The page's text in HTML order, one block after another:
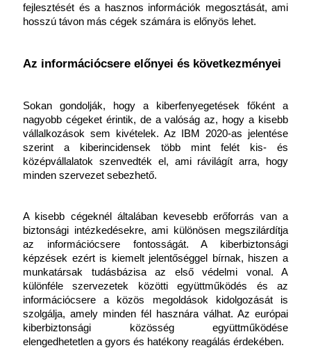
fejlesztését és a hasznos információk megosztását, ami
hosszú távon más cégek számára is előnyös lehet.
Az információcsere előnyei és következményei
Sokan gondolják, hogy a kiberfenyegetések főként a
nagyobb cégeket érintik, de a valóság az, hogy a kisebb
vállalkozások sem kivételek. Az IBM 2020-as jelentése
szerint a kiberincidensek több mint felét kis- és
középvállalatok szenvedték el, ami rávilágít arra, hogy
minden szervezet sebezhető.
A kisebb cégeknél általában kevesebb erőforrás van a
biztonsági intézkedésekre, ami különösen megszilárdítja
az információcsere fontosságát. A kiberbiztonsági
képzések ezért is kiemelt jelentőséggel bírnak, hiszen a
munkatársak tudásbázisa az első védelmi vonal. A
különféle szervezetek közötti együttműködés és az
információcsere a közös megoldások kidolgozását is
szolgálja, amely minden fél hasznára válhat. Az európai
kiberbiztonsági közösség együttműködése
elengedhetetlen a gyors és hatékony reagálás érdekében.